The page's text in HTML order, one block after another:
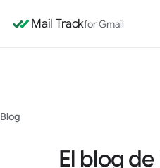
Mail Trackfor Gmail
Blog
El blog